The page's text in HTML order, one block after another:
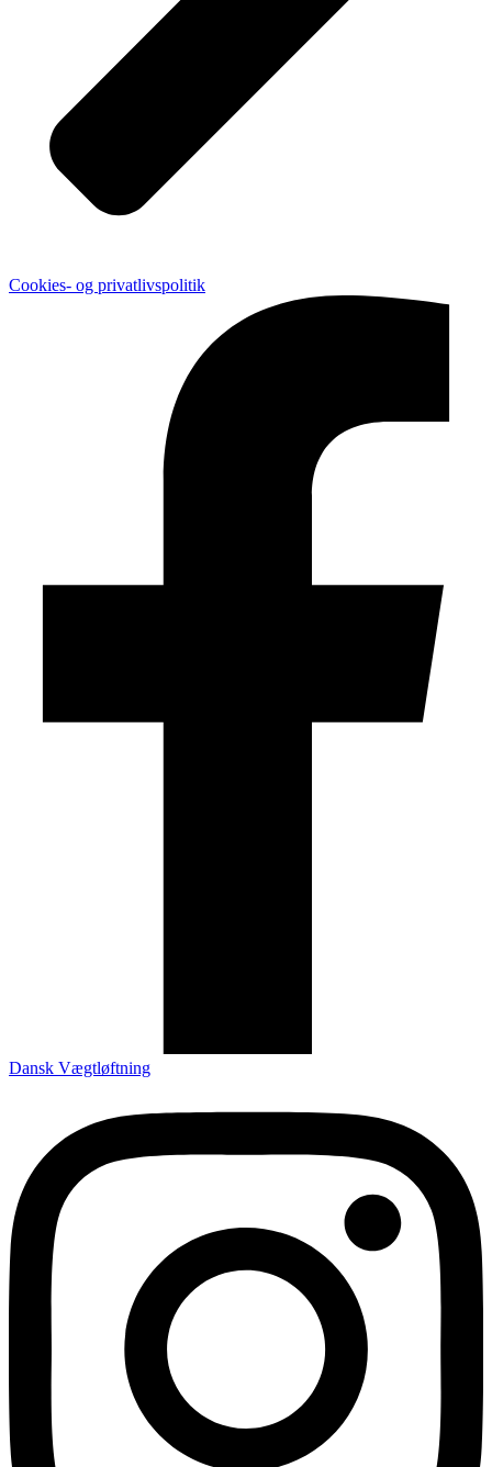
Cookies- og privatlivspolitik
Dansk Vægtløftning